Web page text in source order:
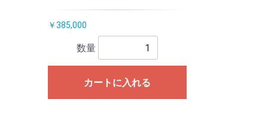
￥385,000
数量
カートに入れる